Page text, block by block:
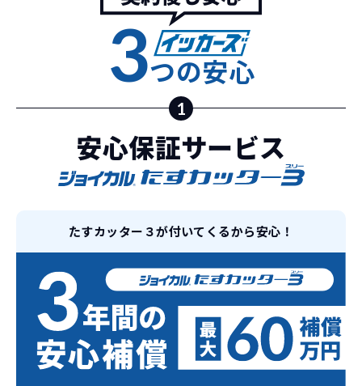
格設定が可能となりました。
お車を返却いただく
通常のカーリースの場合、そのまま継続
して乗るか、購入するかなどを選べます。
しかし、イッカーズの場合は、車両を必
ず返却していただくことを前提とするこ
とで「超低価格」を実現しています。
契約リスクが少ない
ライフスタイルに合わせたお車の選択が
できます。急な引っ越し、転勤、家族が増
えるなど。その時その時の状況に合わせ
た車を選べるっていいとおもいません
新型の新車に定期的に乗換
車はだいたい３年くらいで飽きると言わ
れています。
もちろん、その人によりますが、最新型
継続的にかかる費用が
コミコミ
維持にかかる、毎年の｢自動車税｣はコミ
コミ。3年契約なので通常車検時にかかる
料」などが不要となります。
3つの安心
1
安心保証サービス
たすカッター３が付いてくるから安心！